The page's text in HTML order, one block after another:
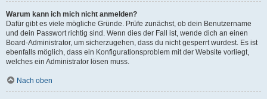
Warum kann ich mich nicht anmelden?
Dafür gibt es viele mögliche Gründe. Prüfe zunächst, ob dein Benutzername
und dein Passwort richtig sind. Wenn dies der Fall ist, wende dich an einen
Board-Administrator, um sicherzugehen, dass du nicht gesperrt wurdest. Es ist
ebenfalls möglich, dass ein Konfigurationsproblem mit der Website vorliegt,
welches ein Administrator lösen muss.
Nach oben